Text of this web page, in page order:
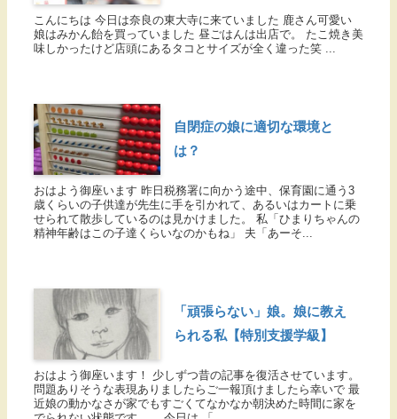
こんにちは 今日は奈良の東大寺に来ていました 鹿さん可愛い
娘はみかん飴を買っていました 昼ごはんは出店で。 たこ焼き美
味しかったけど店頭にあるタコとサイズが全く違った笑 ...
自閉症の娘に適切な環境と
は？
おはよう御座います 昨日税務署に向かう途中、保育園に通う3
歳くらいの子供達が先生に手を引かれて、あるいはカートに乗
せられて散歩しているのは見かけました。 私「ひまりちゃんの
精神年齢はこの子達くらいなのかもね」 夫「あーそ...
「頑張らない」娘。娘に教え
られる私【特別支援学級】
おはよう御座います！ 少しずつ昔の記事を復活させています。
問題ありそうな表現ありましたらご一報頂けましたら幸いで 最
近娘の動かなさが家でもすごくてなかなか朝決めた時間に家を